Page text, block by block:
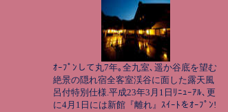
ｵｰﾌﾟﾝして丸7年｡全九室､遥か谷底を望む
絶景の隠れ宿全客室渓谷に面した露天風
呂付特別仕様.平成23年3月1日ﾘﾆｭｰｱﾙ､更
に4月1日には新館『離れ』ｽｲｰﾄをｵｰﾌﾟﾝ!